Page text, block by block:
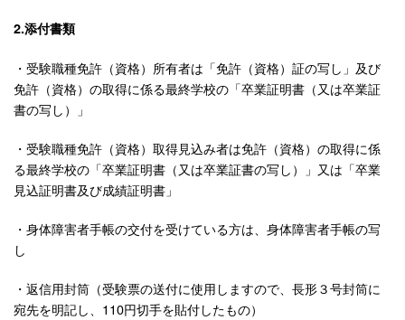
2.添付書類
・受験職種免許（資格）所有者は「免許（資格）証の写し」及び
免許（資格）の取得に係る最終学校の「卒業証明書（又は卒業証
書の写し）」
・受験職種免許（資格）取得見込み者は免許（資格）の取得に係
る最終学校の「卒業証明書（又は卒業証書の写し）」又は「卒業
見込証明書及び成績証明書」
・身体障害者手帳の交付を受けている方は、身体障害者手帳の写
し
・返信用封筒（受験票の送付に使用しますので、長形３号封筒に
宛先を明記し、110円切手を貼付したもの）